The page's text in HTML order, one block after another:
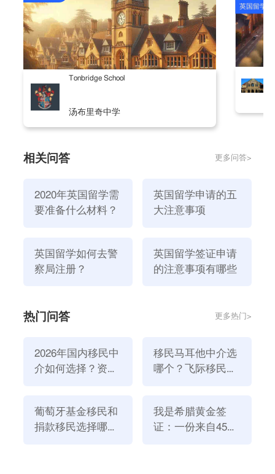
3.资料伪造。
蓄谋已久，为出国而作假，使馆不看，直接拒签，这样
是无法挽回的。审计员也会把你的不良记录记录在案，
而且短期内不太可能申请成功。
4.不符合语言要求。
申请进入大学本科或以上水平的学生，必须保证英语水
平与CEFRLEVELB2相当
b1级(相当于雅思4-4.5分)，是边境署认可的安全语言测
5.其它原因。
申请者没有足够的条件或满足。例如学习能力、经济状
民倾向，即申请人未能充分说明其出国目的、出国目
Tonbridge School
汤布里奇中学
英国留学
相关问答 更多问答>
2020年英国留学需
要准备什么材料？
英国留学申请的五
大注意事项
英国留学如何去警
察局注册？
英国留学签证申请
的注意事项有哪些
热门问答 更多热门>
2026年国内移民中
介如何选择？资
移民马耳他中介选
哪个？飞际移民是
葡萄牙基金移民和
捐款移民选择哪个
我是希腊黄金签
证：一份来自45亿